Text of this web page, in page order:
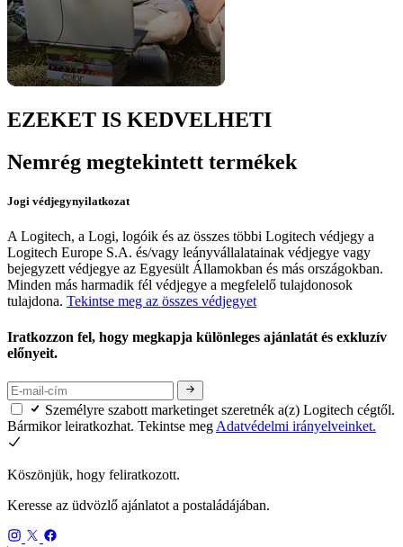
EZEKET IS KEDVELHETI
Nemrég megtekintett termékek
Jogi védjegynyilatkozat
A Logitech, a Logi, logóik és az összes többi Logitech védjegy a
Logitech Europe S.A. és/vagy leányvállalatainak védjegye vagy
bejegyzett védjegye az Egyesült Államokban és más országokban.
Minden más harmadik fél védjegye a megfelelő tulajdonosok
tulajdona. Tekintse meg az összes védjegyet
Iratkozzon fel, hogy megkapja különleges ajánlatát és exkluzív
előnyeit.
Személyre szabott marketinget szeretnék a(z) Logitech cégtől.
Bármikor leiratkozhat. Tekintse meg Adatvédelmi irányelveinket.
Köszönjük, hogy feliratkozott.
Keresse az üdvözlő ajánlatot a postaládájában.